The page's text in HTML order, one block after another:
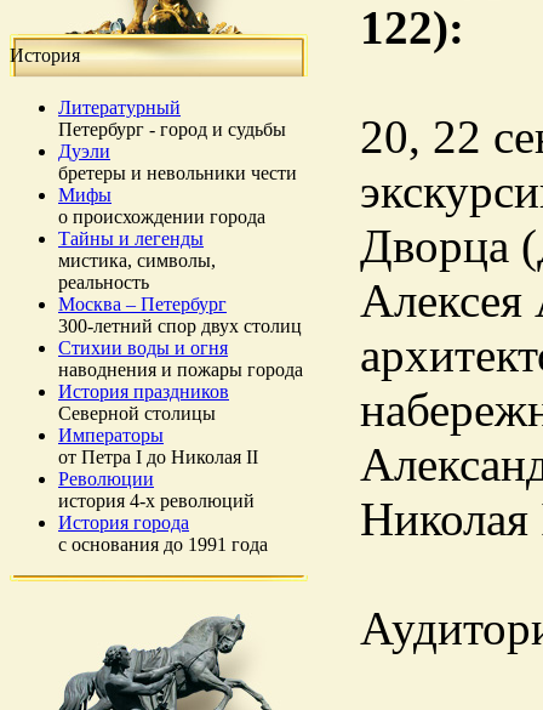
История
Литературный
Петербург - город и судьбы
Дуэли
бретеры и невольники чести
Мифы
о происхождении города
Тайны и легенды
мистика, символы,
реальность
Москва – Петербург
300-летний спор двух столиц
Стихии воды и огня
наводнения и пожары города
История праздников
Северной столицы
Императоры
от Петра I до Николая II
Революции
история 4-х революций
История города
с основания до 1991 года
122):
20, 22
Дворца
Алексея